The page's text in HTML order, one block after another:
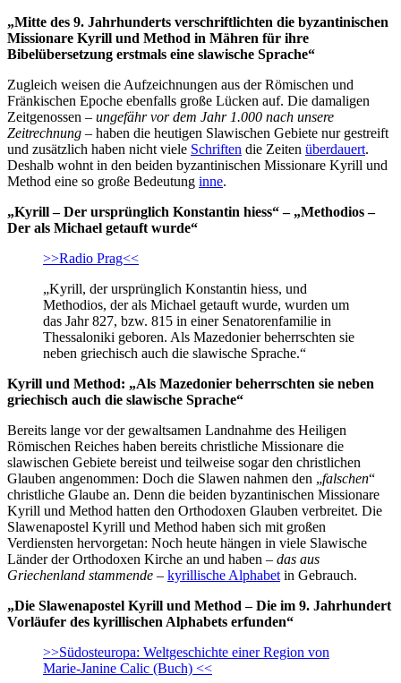
„Mitte des 9. Jahrhunderts verschriftlichten die byzantinischen
Missionare Kyrill und Method in Mähren für ihre
Bibelübersetzung erstmals eine slawische Sprache“
Zugleich weisen die Aufzeichnungen aus der Römischen und
Fränkischen Epoche ebenfalls große Lücken auf. Die damaligen
Zeitgenossen – ungefähr vor dem Jahr 1.000 nach unsere
Zeitrechnung – haben die heutigen Slawischen Gebiete nur gestreift
und zusätzlich haben nicht viele Schriften die Zeiten überdauert.
Deshalb wohnt in den beiden byzantinischen Missionare Kyrill und
Method eine so große Bedeutung inne.
„Kyrill – Der ursprünglich Konstantin hiess“ – „Methodios –
Der als Michael getauft wurde“
>>Radio Prag<<
„Kyrill, der ursprünglich Konstantin hiess, und
Methodios, der als Michael getauft wurde, wurden um
das Jahr 827, bzw. 815 in einer Senatorenfamilie in
Thessaloniki geboren. Als Mazedonier beherrschten sie
neben griechisch auch die slawische Sprache.“
Kyrill und Method: „Als Mazedonier beherrschten sie neben
griechisch auch die slawische Sprache“
Bereits lange vor der gewaltsamen Landnahme des Heiligen
Römischen Reiches haben bereits christliche Missionare die
slawischen Gebiete bereist und teilweise sogar den christlichen
Glauben angenommen: Doch die Slawen nahmen den „falschen“
christliche Glaube an. Denn die beiden byzantinischen Missionare
Kyrill und Method hatten den Orthodoxen Glauben verbreitet. Die
Slawenapostel Kyrill und Method haben sich mit großen
Verdiensten hervorgetan: Noch heute hängen in viele Slawische
Länder der Orthodoxen Kirche an und haben – das aus
Griechenland stammende – kyrillische Alphabet in Gebrauch.
„Die Slawenapostel Kyrill und Method – Die im 9. Jahrhundert
Vorläufer des kyrillischen Alphabets erfunden“
>>Südosteuropa: Weltgeschichte einer Region von
Marie-Janine Calic (Buch) <<